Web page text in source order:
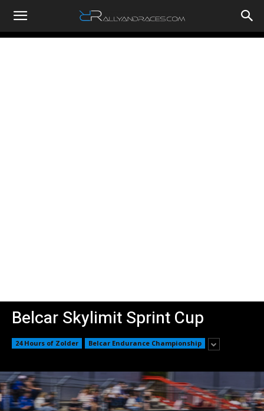
RallyandRaces.com
Belcar Skylimit Sprint Cup
24 Hours of Zolder Belcar Endurance Championship